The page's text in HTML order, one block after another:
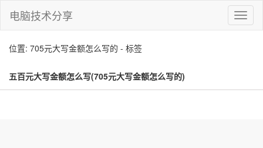
切
换
电脑技术分享
位置: 705元大写金额怎么写的 - 标签
五百元大写金额怎么写(705元大写金额怎么写的)